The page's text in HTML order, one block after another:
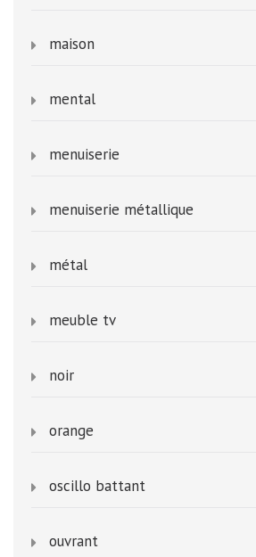
maison
mental
menuiserie
menuiserie métallique
métal
meuble tv
noir
orange
oscillo battant
ouvrant